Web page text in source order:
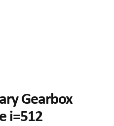
Gearbox
i=512